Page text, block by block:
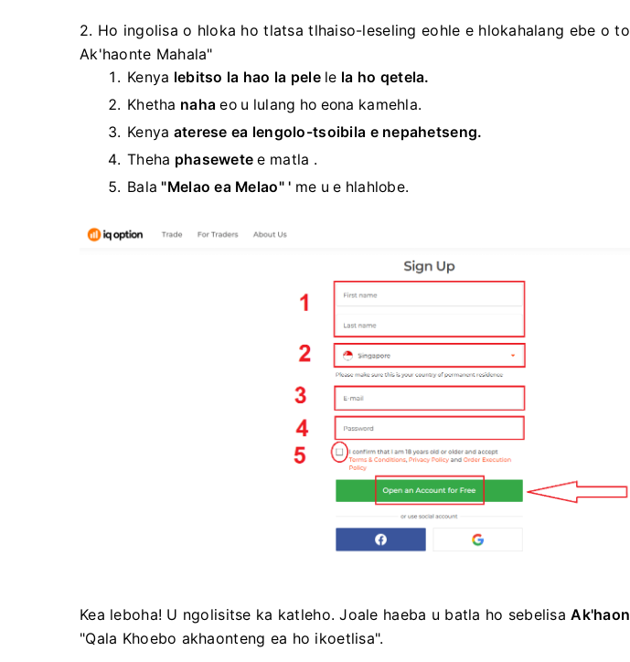
2. Ho ingolisa o hloka ho tlatsa tlhaiso-leseling eohle e hlokahalang ebe o
Ak'haonte Mahala"
Kenya lebitso la hao la pelele la ho qetela.
Khetha naha eo u lulang ho eona kamehla.
Kenya aterese ea lengolo-tsoibila e nepahetseng.
Theha phasewete e matla .
Bala"Melao ea Melao" ' me u e hlahlobe.
Kea leboha! U ngolisitse ka katleho. Joale haeba u batla ho sebelisa
"Qala Khoebo akhaonteng ea ho ikoetlisa".